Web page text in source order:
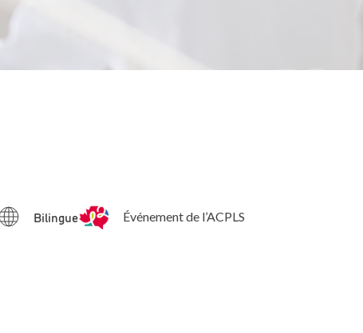
Bilingue Événement de l’ACPLS